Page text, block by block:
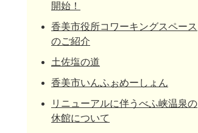
開始！
香美市役所コワーキングスペース
のご紹介
土佐塩の道
香美市いんふぉめーしょん
リニューアルに伴うべふ峡温泉の
休館について